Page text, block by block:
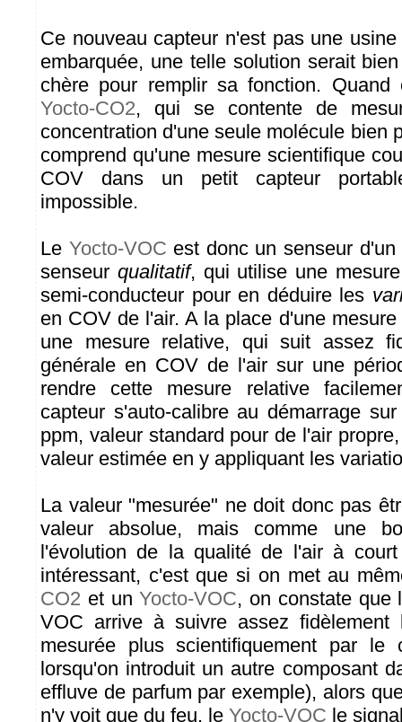
Ce nouveau capteur n'est pas une
embarquée, une telle solution serait
chère pour remplir sa fonction.
Yocto-CO2, qui se contente de
concentration d'une seule molécule bien
comprend qu'une mesure scientifique
COV dans un petit capteur
impossible.
Le Yocto-VOC est donc un senseur
senseur qualitatif, qui utilise une
semi-conducteur pour en déduire les
en COV de l'air. A la place d'une
une mesure relative, qui suit assez
générale en COV de l'air sur une
rendre cette mesure relative
capteur s'auto-calibre au démarrage
ppm, valeur standard pour de l'air
valeur estimée en y appliquant les
La valeur "mesurée" ne doit donc pas
valeur absolue, mais comme une
l'évolution de la qualité de l'air à
intéressant, c'est que si on met au
CO2 et unYocto-VOC, on constate que
VOC arrive à suivre assez
mesurée plus scientifiquement par le
lorsqu'on introduit un autre composant
effluve de parfum par exemple), alors
n'y voit que du feu, le Yocto-VOC le